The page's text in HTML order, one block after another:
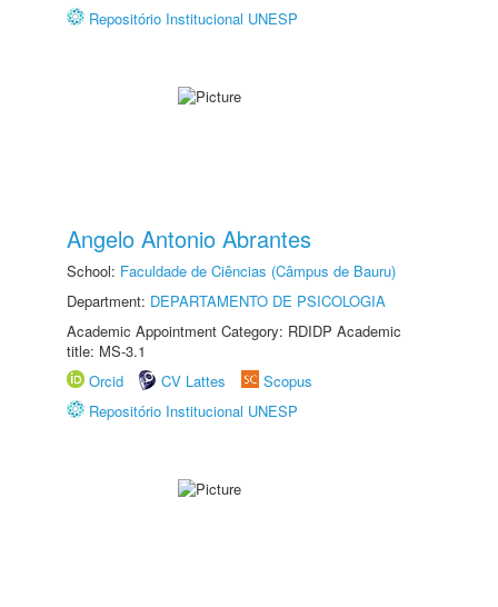
Repositório Institucional UNESP
Angelo Antonio Abrantes
School: Faculdade de Ciências (Câmpus de Bauru)
Department: DEPARTAMENTO DE PSICOLOGIA
Academic Appointment Category: RDIDP Academic
title: MS-3.1
Orcid
CV Lattes
Scopus
Repositório Institucional UNESP